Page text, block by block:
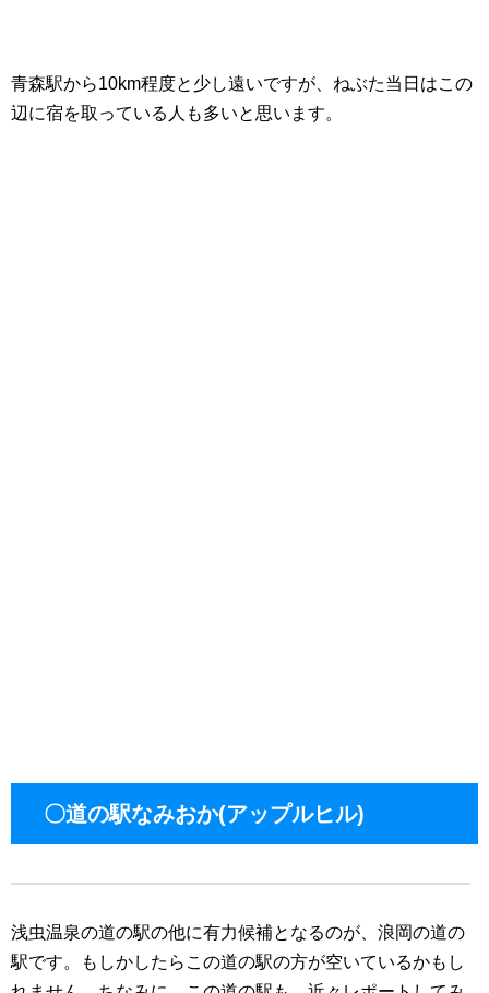
青森駅から10km程度と少し遠いですが、ねぶた当日はこの
辺に宿を取っている人も多いと思います。
〇道の駅なみおか(アップルヒル)
浅虫温泉の道の駅の他に有力候補となるのが、浪岡の道の
駅です。もしかしたらこの道の駅の方が空いているかもし